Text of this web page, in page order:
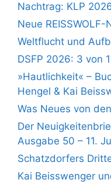
Nachtrag: KLP
Neue REISSWOLF-
Weltflucht und
DSFP 2026: 3 von
»Hautlichkeit« –
Hengel & Kai
Was Neues von
Der
Ausgabe 50 – 11.
Schatzdorfers
Kai Beisswenger